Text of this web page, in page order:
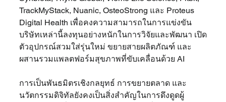
TrackMyStack, Nuanic, OsteoStrong และ Proteus
Digital Health เพื่อคงความสามารถในการแข่งขัน
บริษัทเหล่านี้ลงทุนอย่างหนักในการวิจัยและพัฒนา เปิด
ตัวอุปกรณ์สวมใส่รุ่นใหม่ ขยายสายผลิตภัณฑ์ และ
ผสานรวมแพลตฟอร์มสุขภาพที่ขับเคลื่อนด้วย AI
การเป็นพันธมิตรเชิงกลยุทธ์ การขยายตลาด และ
นวัตกรรมดิจิทัลยังคงเป็นสิ่งสำคัญในการดึงดูดผู้